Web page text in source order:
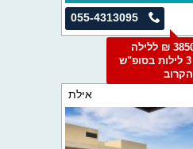
055-4313095
החל מ3850 ₪ ללילה
למזמינים 3 לילות בסופ"ש
הקרוב
אילת